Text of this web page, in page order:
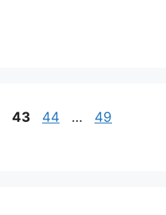
Halaman
43 Halaman
44 … Halaman
49